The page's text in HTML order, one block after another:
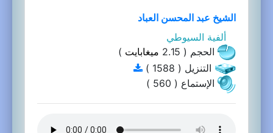
الشيخ عبد المحسن العباد
ألفية السيوطي
الحجم ( 2.15
ميغابايت )
التنزيل ( 1588 )
الإستماع ( 560 )